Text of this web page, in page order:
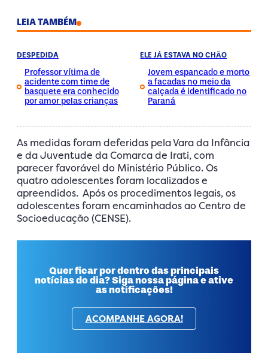
LEIA TAMBÉM
DESPEDIDA
Professor vítima de
acidente com time de
basquete era conhecido
por amor pelas crianças
ELE JÁ ESTAVA NO CHÃO
Jovem espancado e morto
a facadas no meio da
calçada é identificado no
Paraná
As medidas foram deferidas pela Vara da Infância
e da Juventude da Comarca de Irati, com
parecer favorável do Ministério Público. Os
quatro adolescentes foram localizados e
apreendidos. Após os procedimentos legais, os
adolescentes foram encaminhados ao Centro de
Socioeducação (CENSE).
Quer ficar por dentro das principais
notícias do dia? Siga nossa página e ative
as notificações!
ACOMPANHE AGORA!